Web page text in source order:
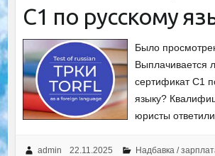
C1 по русскому
Было
Выплачивается
сертификат C1
языку?
юристы
admin 22.11.2025 Надбавка /